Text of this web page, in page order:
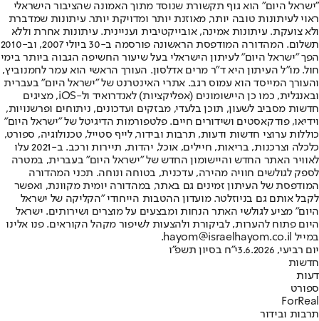
"ישראל היום" הוא גוף תקשורת שנוסד מתוך האמונה שהציבור הישראלי
ראוי לעיתונות טובה יותר, מאוזנת יותר ומדויקת יותר. עיתונות שמדברת
ולא צועקת. עיתונות אמינה, אובייקטיבית ועניינית. עיתונות אחרת וללא
תשלום. המהדורה המודפסת הראשונה פורסמה ב-30 ביולי 2007, וב-2010
הפך "ישראל היום" לעיתון הישראלי בעל שיעור החשיפה הגבוה ביותר בימי
חול. מו"ל העיתון היא ד"ר מרים אדלסון. העורך הראשי הוא עמר לחמנוביץ,
והעורך המייסד הוא עמוס רגב. אתרי האינטרנט של "ישראל היום" בעברית
ובאנגלית, כמו כן היישומונים (אפליקציות) לאנדרואיד ול-iOS, מציגים
חדשות מסביב לשעון, תוכן בלעדי, מבזקים ועדכונים, ניתוחים ופרשנויות,
וידיאו, פודקאסטים ושידורים חיים. פלטפורמות הדיגיטל של "ישראל היום"
כוללות ערוצי חדשות ודעות, תרבות ובידור, לייף סטייל, טכנולוגיה, ספורט,
כלכלה וצרכנות, בריאות, חיילים, אוכל, יהדות, תיירות ורכב. ב-2021 עלו
לאוויר האתר החדש והיישומון החדש של "ישראל היום" בעברית, במטרה
לספק לגולשים חוויה מהירה, עדכנית, בטוחה ונוחה. תכני המהדורה
המודפסת של העיתון זמינים גם באתר, במהדורה יומית מקוונת, ואפשר
לקבל אותם גם בניוזלטר. מועדון ההטבות הייחודי "הקליקה של ישראל
היום" מציע לגולשי האתר הנחות ומבצעים על מוצרים ושירותים. ישראל
היום פתוח להערות, לביקורת ולהצעות לשיפור מקהל הקוראים. פנו אלינו
במייל hayom@israelhayom.co.il.
יום רביעי, 3.6.2026
י"ח בסיון תשפ"ו
חדשות
דעות
ספורט
ForReal
תרבות ובידור